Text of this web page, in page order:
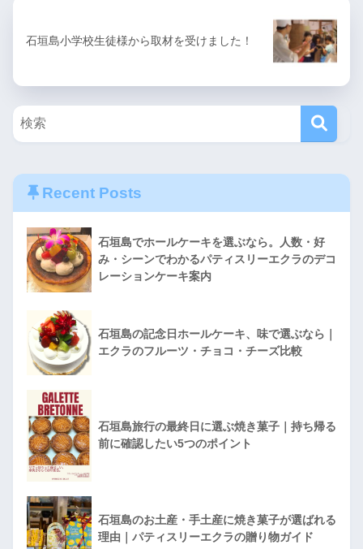
石垣島小学校生徒様から取材を受けました！
Recent Posts
石垣島でホールケーキを選ぶなら。人数・好
み・シーンでわかるパティスリーエクラのデコ
レーションケーキ案内
石垣島の記念日ホールケーキ、味で選ぶなら｜
エクラのフルーツ・チョコ・チーズ比較
石垣島旅行の最終日に選ぶ焼き菓子｜持ち帰る
前に確認したい5つのポイント
石垣島のお土産・手土産に焼き菓子が選ばれる
理由｜パティスリーエクラの贈り物ガイド